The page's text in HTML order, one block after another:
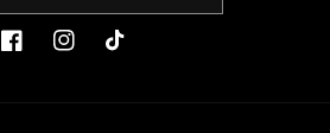
FacebookInstagramTikTok